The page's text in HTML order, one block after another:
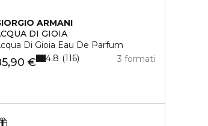
ARMANI
DI GIOIA
Di Gioia Eau De Parfum
€ 3 formati
4.8 116